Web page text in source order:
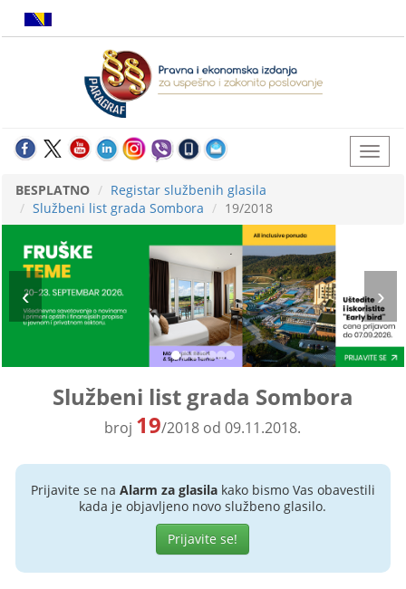
BESPLATNO
Registar službenih glasila
Službeni list grada Sombora
19/2018
Službeni list grada Sombora
broj 19/2018 od 09.11.2018.
Prijavite se na Alarm za glasilakako bismo Vas obavestili
kada je objavljeno novo službeno glasilo.
Prijavite se!